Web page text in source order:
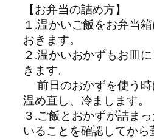
【お弁当の詰め方】
１.温かいご飯をお弁当
おきます。
２.温かいおかずもお皿
きます。
前日のおかずを使う時
温め直し、冷まします。
３.ご飯とおかずが詰ま
いることを確認してから